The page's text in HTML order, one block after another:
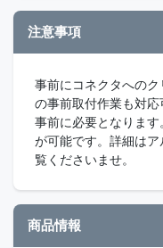
注意事項
事前にコネクタへの
の事前取付作業も対
事前に必要となりま
が可能です。詳細は
覧くださいませ。
商品情報